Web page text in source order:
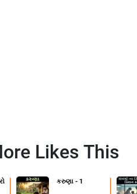
Likes This
કરુણા - 1